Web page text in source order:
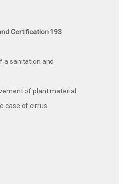
Certification 193
a sanitation and
of plant material
case of cirrus